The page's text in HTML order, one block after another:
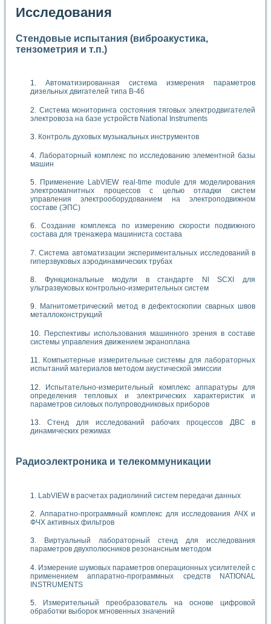
Исследования
Стендовые испытания (виброакустика,
тензометрия и т.п.)
Автоматизированная система измерения параметров
дизельных двигателей типа В-46
Система мониторинга состояния тяговых электродвигателей
электровоза на базе устройств National Instruments
Контроль духовых музыкальных инструментов
Лабораторный комплекс по исследованию элементной базы
машин
Применение LabVIEW real-time module для моделирования
электромагнитных процессов с целью отладки систем
управления электрооборудованием на электроподвижном
составе (ЭПС)
Создание комплекса по измерению скорости подвижного
состава для тренажера машиниста состава
Система автоматизации экспериментальных исследований в
гиперзвуковых аэродинамических трубах
Функциональные модули в стандарте Nl SCXI для
ультразвуковых контрольно-измерительных систем
Магнитометрический метод в дефектоскопии сварных швов
металлоконструкций
Перспективы использования машинного зрения в составе
системы управления движением экраноплана
Компьютерные измерительные системы для лабораторных
испытаний материалов методом акустической эмиссии
Испытательно-измерительный комплекс аппаратуры для
определения тепловых и электрических характеристик и
параметров силовых полупроводниковых приборов
Стенд для исследований рабочих процессов ДВС в
динамических режимах
Радиоэлектроника и телекоммуникации
LabVIEW в расчетах радиолиний систем передачи данных
Аппаратно-программный комплекс для исследования АЧХ и
ФЧХ активных фильтров
Виртуальный лабораторный стенд для исследования
параметров двухполюсников резонансным методом
Измерение шумовых параметров операционных усилителей с
применением аппаратно-программных средств NATIONAL
INSTRUMENTS
Измерительный преобразователь на основе цифровой
обработки выборок мгновенных значений